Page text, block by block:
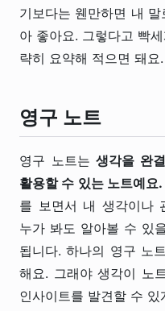
기보다는 웬만하면 내
아 좋아요. 그렇다고 빡
략히 요약해 적으면 돼
영구 노트
영구 노트는생각을 완
활용할 수 있는 노트예요.
를 보면서 내 생각이나
누가 봐도 알아볼 수 있
됩니다. 하나의 영구 노
해요. 그래야 생각이 노
인사이트를 발견할 수 있